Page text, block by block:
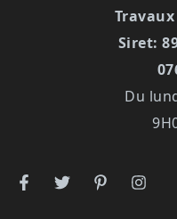
Siret:
Du